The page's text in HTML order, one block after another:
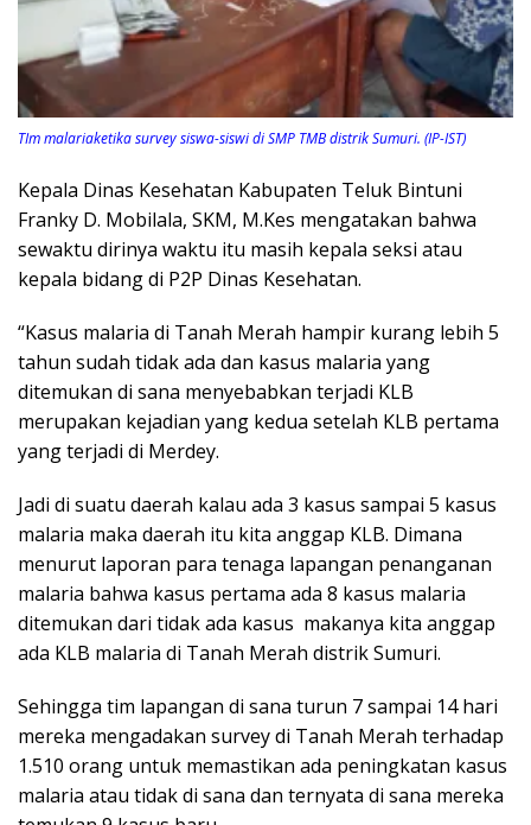
TIm malariaketika survey siswa-siswi di SMP TMB distrik Sumuri. (IP-IST)
Kepala Dinas Kesehatan Kabupaten Teluk Bintuni
Franky D. Mobilala, SKM, M.Kes mengatakan bahwa
sewaktu dirinya waktu itu masih kepala seksi atau
kepala bidang di P2P Dinas Kesehatan.
“Kasus malaria di Tanah Merah hampir kurang lebih 5
tahun sudah tidak ada dan kasus malaria yang
ditemukan di sana menyebabkan terjadi KLB
merupakan kejadian yang kedua setelah KLB pertama
yang terjadi di Merdey.
Jadi di suatu daerah kalau ada 3 kasus sampai 5 kasus
malaria maka daerah itu kita anggap KLB. Dimana
menurut laporan para tenaga lapangan penanganan
malaria bahwa kasus pertama ada 8 kasus malaria
ditemukan dari tidak ada kasus makanya kita anggap
ada KLB malaria di Tanah Merah distrik Sumuri.
Sehingga tim lapangan di sana turun 7 sampai 14 hari
mereka mengadakan survey di Tanah Merah terhadap
1.510 orang untuk memastikan ada peningkatan kasus
malaria atau tidak di sana dan ternyata di sana mereka